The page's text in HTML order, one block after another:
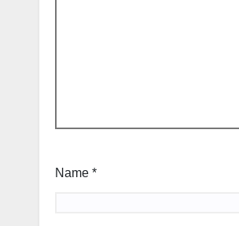
Name *